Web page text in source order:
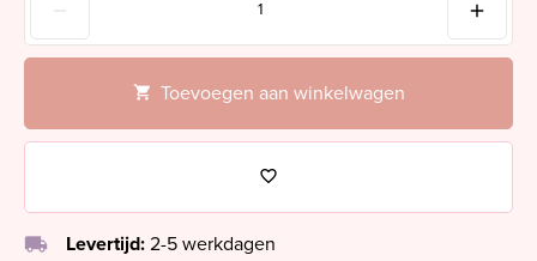
Toevoegen aan winkelwagen
local_shipping Levertijd: 2-5 werkdagen